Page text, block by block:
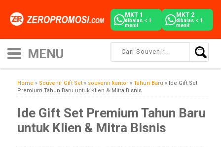
MKT 1
dibalas < 1
menit
MKT 2
dibalas < 1
menit
Home » Souvenir Gift Set » souvenir kantor » Tahun Baru » Ide Gift Set
Premium Tahun Baru untuk Klien & Mitra Bisnis
Ide Gift Set Premium Tahun Baru
untuk Klien & Mitra Bisnis